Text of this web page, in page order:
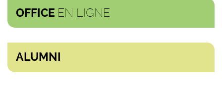
OFFICE EN LIGNE
ALUMNI